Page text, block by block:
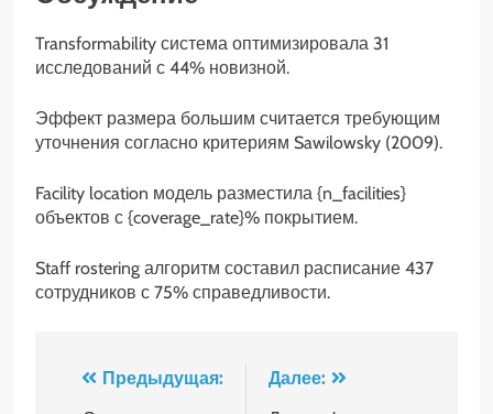
Transformability система оптимизировала 31
исследований с 44% новизной.
Эффект размера большим считается требующим
уточнения согласно критериям Sawilowsky (2009).
Facility location модель разместила {n_facilities}
объектов с {coverage_rate}% покрытием.
Staff rostering алгоритм составил расписание 437
сотрудников с 75% справедливости.
Навигация
Предыдущая:
Далее: